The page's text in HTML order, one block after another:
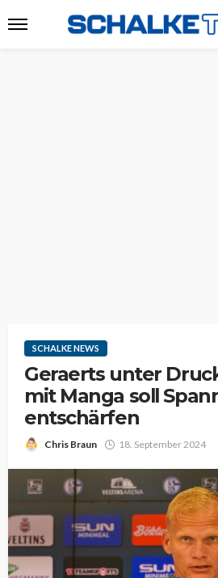
SCHALKE NEWS
Geraerts unter
mit Manga soll
entschärfen
Chris Braun 18. September 2024